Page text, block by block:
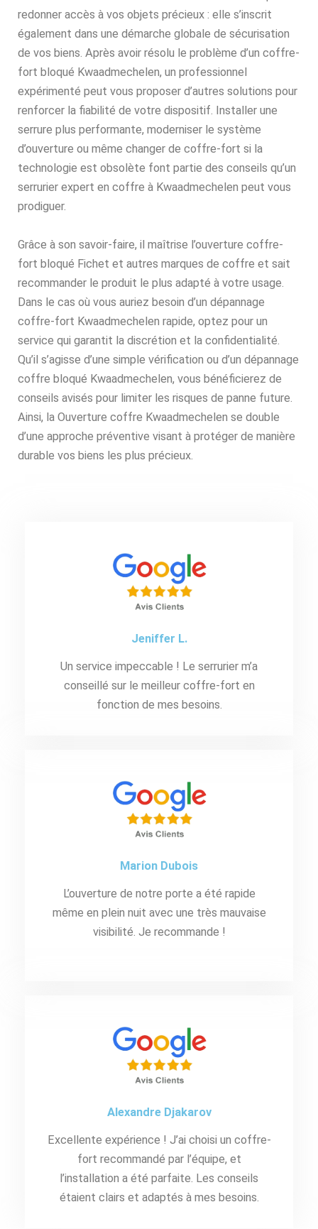
redonner accès à vos objets précieux : elle s’inscrit
également dans une démarche globale de sécurisation
de vos biens. Après avoir résolu le problème d’un coffre-
fort bloqué Kwaadmechelen, un professionnel
expérimenté peut vous proposer d’autres solutions pour
renforcer la fiabilité de votre dispositif. Installer une
serrure plus performante, moderniser le système
d’ouverture ou même changer de coffre-fort si la
technologie est obsolète font partie des conseils qu’un
serrurier expert en coffre à Kwaadmechelen peut vous
prodiguer.
Grâce à son savoir-faire, il maîtrise l’ouverture coffre-
fort bloqué Fichet et autres marques de coffre et sait
recommander le produit le plus adapté à votre usage.
Dans le cas où vous auriez besoin d’un dépannage
coffre-fort Kwaadmechelen rapide, optez pour un
service qui garantit la discrétion et la confidentialité.
Qu’il s’agisse d’une simple vérification ou d’un dépannage
coffre bloqué Kwaadmechelen, vous bénéficierez de
conseils avisés pour limiter les risques de panne future.
Ainsi, la Ouverture coffre Kwaadmechelen se double
d’une approche préventive visant à protéger de manière
durable vos biens les plus précieux.
Jeniffer L.
Un service impeccable ! Le serrurier m’a
conseillé sur le meilleur coffre-fort en
fonction de mes besoins.
Marion Dubois
L’ouverture de notre porte a été rapide
même en plein nuit avec une très mauvaise
visibilité. Je recommande !
Alexandre Djakarov
Excellente expérience ! J’ai choisi un coffre-
fort recommandé par l’équipe, et
l’installation a été parfaite. Les conseils
étaient clairs et adaptés à mes besoins.